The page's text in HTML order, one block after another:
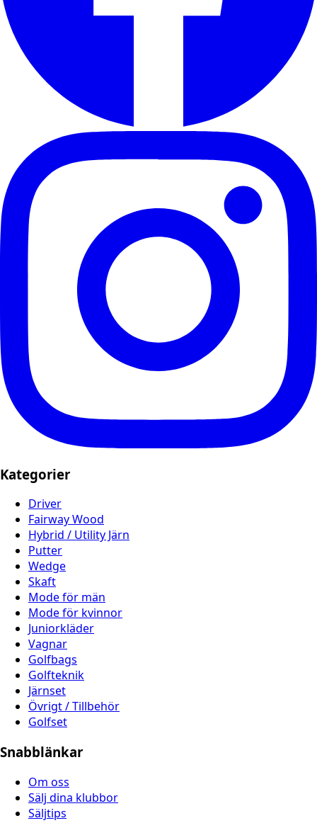
Kategorier
Driver
Fairway Wood
Hybrid / Utility Järn
Putter
Wedge
Skaft
Mode för män
Mode för kvinnor
Juniorkläder
Vagnar
Golfbags
Golfteknik
Järnset
Övrigt / Tillbehör
Golfset
Snabblänkar
Om oss
Sälj dina klubbor
Säljtips